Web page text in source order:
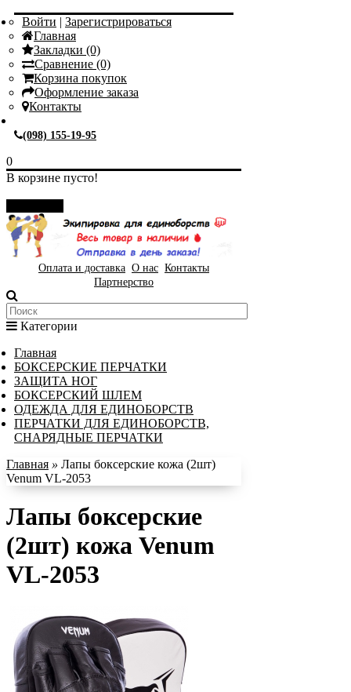
Войти | Зарегистрироваться
Главная
Закладки (0)
Сравнение (0)
Корзина покупок
Оформление заказа
Контакты
(098) 155-19-95
0
В корзине пусто!
Оплата и доставка О нас Контакты
Партнерство
Категории
Главная
БОКСЕРСКИЕ ПЕРЧАТКИ
ЗАЩИТА НОГ
БОКСЕРСКИЙ ШЛЕМ
ОДЕЖДА ДЛЯ ЕДИНОБОРСТВ
ПЕРЧАТКИ ДЛЯ ЕДИНОБОРСТВ,
СНАРЯДНЫЕ ПЕРЧАТКИ
Главная » Лапы боксерские кожа (2шт)
Venum VL-2053
Лапы боксерские
(2шт) кожа Venum
VL-2053